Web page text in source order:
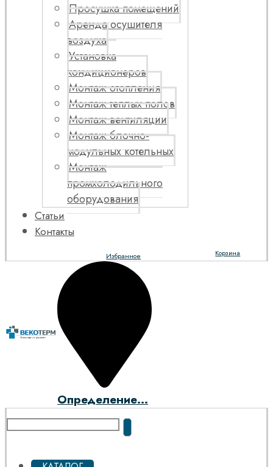
Просушка помещений
Аренда осушителя
воздуха
Установка
кондиционеров
Монтаж отопления
Монтаж теплых полов
Монтаж вентиляции
Монтаж блочно-
модульных котельных
Монтаж
промхолодильного
оборудования
Статьи
Контакты
Корзина
Избранное
Определение...